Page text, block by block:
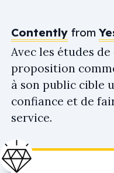
Contently from
Avec les études
proposition
à son public cible
confiance et de
service.